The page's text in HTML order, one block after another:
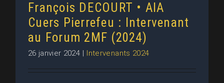
François DECOURT • AIA
Cuers Pierrefeu : Intervenant
au Forum 2MF (2024)
26 janvier 2024 Intervenants 2024